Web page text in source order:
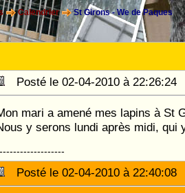
Calendrier St Girons - We de Paques
Posté le 02-04-2010 à
mari a amené mes lapins à St
y serons lundi après midi, qui
Posté le 02-04-2010 à